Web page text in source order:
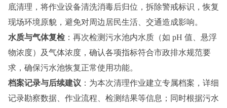
底清理，将作业设备清洗消毒后归位，拆除警戒标识，恢复
现场环境原貌，避免对周边居民生活、交通造成影响。
水质与气体复检：再次检测污水池内水质（如 pH 值、悬浮
物浓度）及气体浓度，确认各项指标符合市政排水规范要
求，确保污水池恢复正常使用功能。
档案记录与后续建议 ：为本次清理作业建立专属档案，详细
记录勘察数据、作业流程、检测结果等信息；同时根据污水